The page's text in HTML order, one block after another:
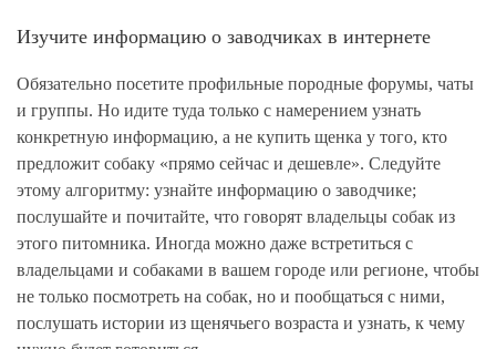
Изучите информацию о заводчиках в интернете
Обязательно посетите профильные породные форумы, чаты
и группы. Но идите туда только с намерением узнать
конкретную информацию, а не купить щенка у того, кто
предложит собаку «прямо сейчас и дешевле». Следуйте
этому алгоритму: узнайте информацию о заводчике;
послушайте и почитайте, что говорят владельцы собак из
этого питомника. Иногда можно даже встретиться с
владельцами и собаками в вашем городе или регионе, чтобы
не только посмотреть на собак, но и пообщаться с ними,
послушать истории из щенячьего возраста и узнать, к чему